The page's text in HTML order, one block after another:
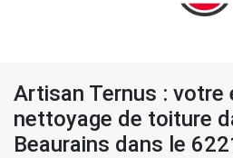
Artisan Ternus : votre
nettoyage de toiture
Beaurains dans le